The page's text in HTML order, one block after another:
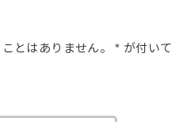
とはありません。 * が付いて